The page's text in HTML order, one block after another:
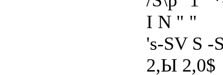
I N " "
's-SV S -
2,Ы 2,0$